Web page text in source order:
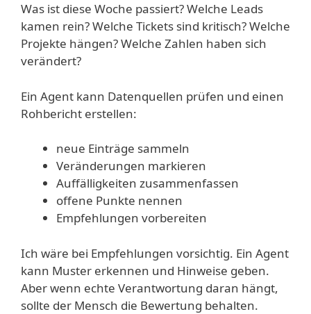
Was ist diese Woche passiert? Welche Leads
kamen rein? Welche Tickets sind kritisch? Welche
Projekte hängen? Welche Zahlen haben sich
verändert?
Ein Agent kann Datenquellen prüfen und einen
Rohbericht erstellen:
neue Einträge sammeln
Veränderungen markieren
Auffälligkeiten zusammenfassen
offene Punkte nennen
Empfehlungen vorbereiten
Ich wäre bei Empfehlungen vorsichtig. Ein Agent
kann Muster erkennen und Hinweise geben.
Aber wenn echte Verantwortung daran hängt,
sollte der Mensch die Bewertung behalten.